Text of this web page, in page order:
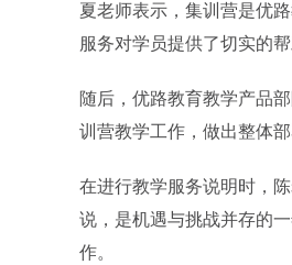
夏老师表示，集训营是优
服务对学员提供了切实的帮
随后，优路教育教学产品
训营教学工作，做出整体部
在进行教学服务说明时，
说，是机遇与挑战并存的
作。